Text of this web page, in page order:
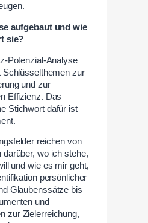
aufgebaut und wie
sie?
Potenzial-Analyse
Schlüsselthemen zur
und zur
Effizienz. Das
Stichwort dafür ist
reichen von
darüber, wo ich stehe,
und wie es mir geht,
persönlicher
Glaubenssätze bis
und
zur Zielerreichung,